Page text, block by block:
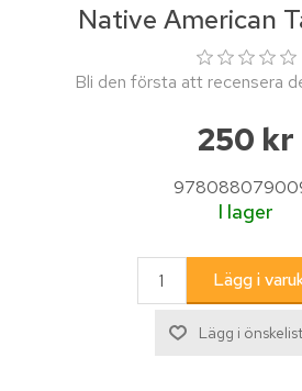
Native American
Bli den första att recensera
250 kr
I lager